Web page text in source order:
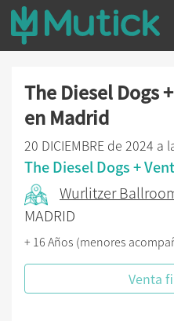
The Diesel Dogs
en Madrid
20 DICIEMBRE de 2024 a
The Diesel Dogs +
Wurlitzer
MADRID
+ 16 Años (menores
Venta